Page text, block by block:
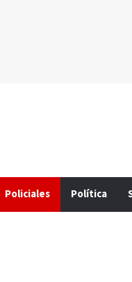
Policiales Política